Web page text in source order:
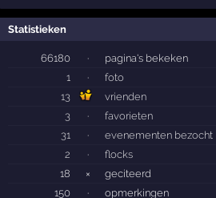
Statistieken
66180 ·
pagina's bekeken
1
·
foto
13
vrienden
3
·
favorieten
31
·
evenementen bezocht
2
·
flocks
18
×
geciteerd
150
·
opmerkingen